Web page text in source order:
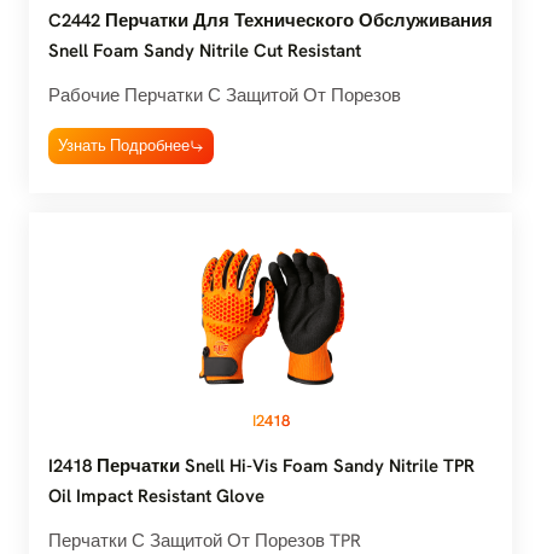
C2442 Перчатки Для Технического Обслуживания
Snell Foam Sandy Nitrile Cut Resistant
Рабочие Перчатки С Защитой От Порезов
Узнать Подробнее
I2418
I2418 Перчатки Snell Hi-Vis Foam Sandy Nitrile TPR
Oil Impact Resistant Glove
Перчатки С Защитой От Порезов TPR